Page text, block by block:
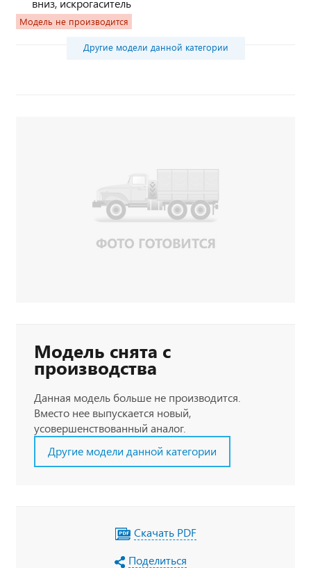
вниз, искрогаситель
Модель не производится
Другие модели данной категории
Модель снята с
производства
Данная модель больше не производится.
Вместо нее выпускается новый,
усовершенствованный аналог.
Другие модели данной категории
Скачать PDF
Поделиться